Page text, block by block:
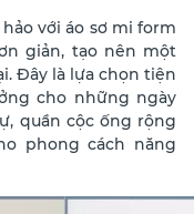
với áo sơ mi form
giản, tạo nên một
Đây là lựa chọn tiện
cho những ngày
quần cộc ống rộng
phong cách năng